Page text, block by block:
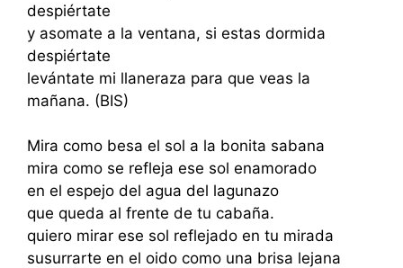
despiértate
y asomate a la ventana, si estas dormida
despiértate
levántate mi llaneraza para que veas la
mañana. (BIS)
Mira como besa el sol a la bonita sabana
mira como se refleja ese sol enamorado
en el espejo del agua del lagunazo
que queda al frente de tu cabaña.
quiero mirar ese sol reflejado en tu mirada
susurrarte en el oido como una brisa lejana